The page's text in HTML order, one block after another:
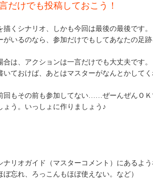
だけでも投稿しておこう！
シナリオ、しかも今回は最後の最後です。
るのなら、参加だけでもしてあなたの足跡
、アクションは一言だけでも大丈夫です。
おけば、あとはマスターがなんとかしてく
その前も参加してない……ぜーんぜんＯＫ
。いっしょに作りましょう♪
オガイド（マスターコメント）にあるよう
れ、ろっこんもほぼ使えない。など）